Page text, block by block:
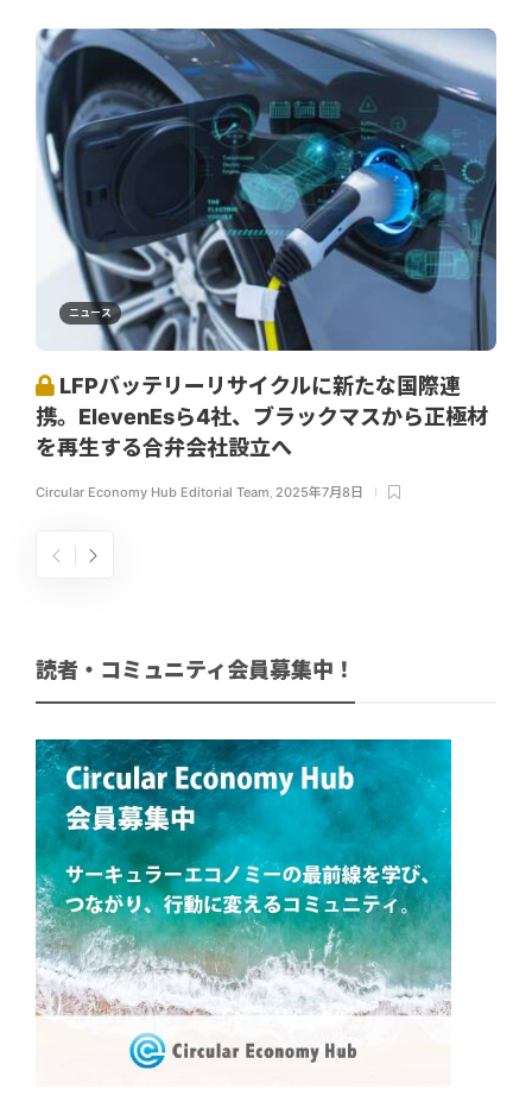
ニュース
LFPバッテリーリサイクルに新たな国際連
携。ElevenEsら4社、ブラックマスから正極材
を再生する合弁会社設立へ
Circular Economy Hub Editorial Team, 2025年7月8日
読者・コミュニティ会員募集中！